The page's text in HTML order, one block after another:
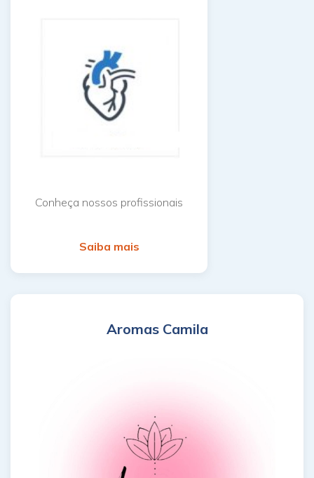
Conheça nossos profissionais
Saiba mais
Aromas Camila